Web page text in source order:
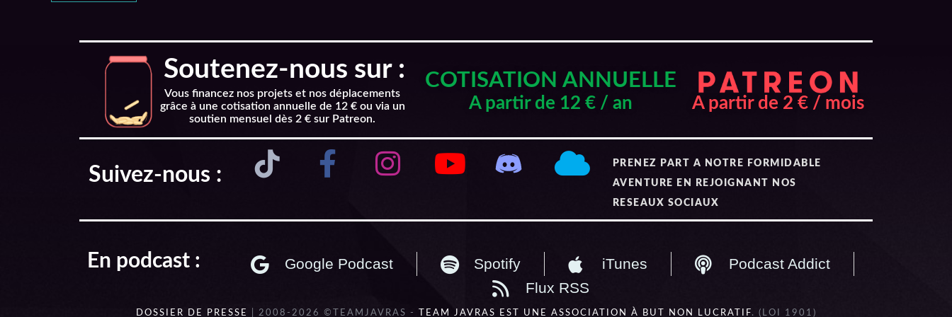
Soutenez-nous sur :
Vous financez nos projets et nos déplacements
grâce à une cotisation annuelle de 12 € ou via un
soutien mensuel dès 2 € sur Patreon.
COTISATION ANNUELLE
A partir de 12 € / an A partir de 2 € / mois
Suivez-nous :
PRENEZ PART A NOTRE FORMIDABLE
AVENTURE EN REJOIGNANT NOS
RESEAUX SOCIAUX
En podcast : Google Podcast Spotify iTunes
Podcast Addict
Flux RSS
DOSSIER DE PRESSE | 2008-2026 ©TEAMJAVRAS - TEAM JAVRAS EST UNE ASSOCIATION À BUT NON LUCRATIF. (LOI 1901)